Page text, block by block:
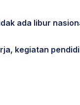
ada libur
kegiatan